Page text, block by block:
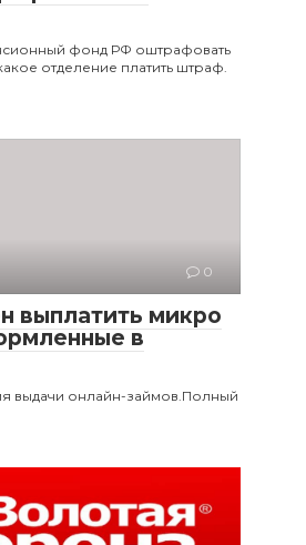
фонд РФ оштрафовать
отделение платить штраф.
0
выплатить микро
в
выдачи онлайн-займов.Полный